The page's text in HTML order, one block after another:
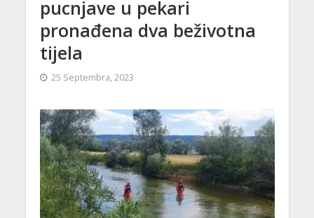
pucnjave u pekari
pronađena dva beživotna
tijela
25 Septembra, 2023